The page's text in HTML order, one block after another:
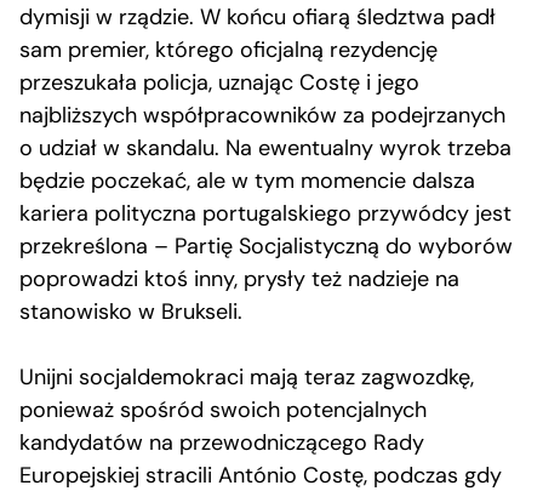
dymisji w rządzie. W końcu ofiarą śledztwa padł
sam premier, którego oficjalną rezydencję
przeszukała policja, uznając Costę i jego
najbliższych współpracowników za podejrzanych
o udział w skandalu. Na ewentualny wyrok trzeba
będzie poczekać, ale w tym momencie dalsza
kariera polityczna portugalskiego przywódcy jest
przekreślona – Partię Socjalistyczną do wyborów
poprowadzi ktoś inny, prysły też nadzieje na
stanowisko w Brukseli.
Unijni socjaldemokraci mają teraz zagwozdkę,
ponieważ spośród swoich potencjalnych
kandydatów na przewodniczącego Rady
Europejskiej stracili António Costę, podczas gdy